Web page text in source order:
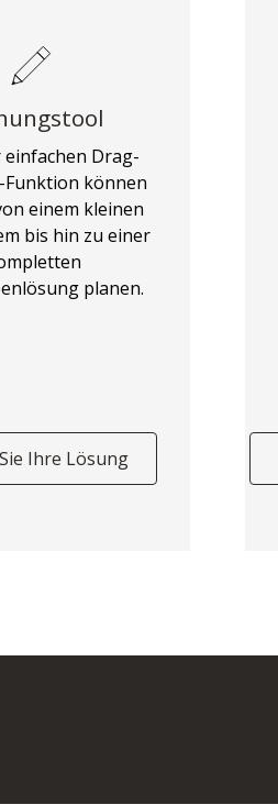
Drag-
können
einem kleinen
bis hin zu einer
planen.
Ihre Lösung